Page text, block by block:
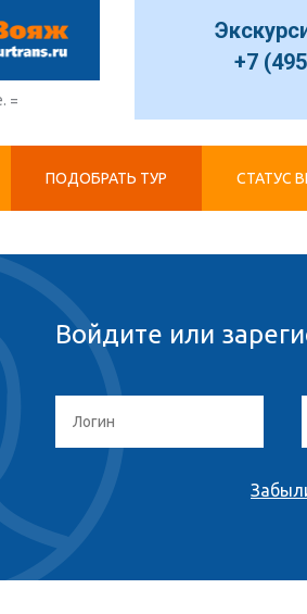
=
+7
ПОДОБРАТЬ ТУР СТАТУС
Войдите или